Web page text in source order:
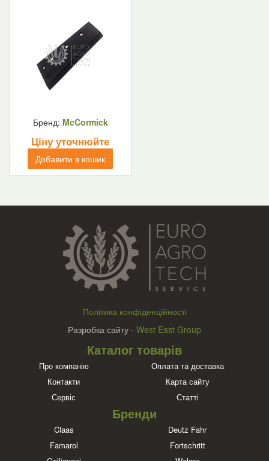
Бренд: McCormick
Ціну уточнюйте
Добавити в кошик
Політика конфіденційності
Разробка сайту - West East Group
Каталог товарів
Про компанію
Оплата та доставка
Контакти
Карта сайту
Сервіс
Статті
Бренди
Claas
Deutz Fahr
Famarol
Fortschritt